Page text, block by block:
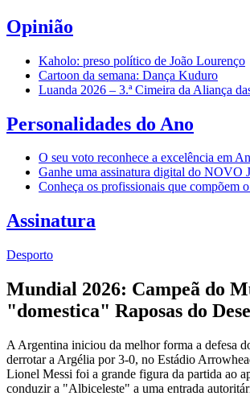
Opinião
Kaholo: preso político de João Lourenço
Cartoon da semana: Dança Kuduro
Luanda 2026 – 3.ª Cimeira da Aliança
Personalidades do Ano
O seu voto reconhece a excelência em
Ganhe uma assinatura digital do NOVO
Conheça os profissionais que compõem
Assinatura
Desporto
Mundial 2026: Campeã do
"domestica" Raposas do
A Argentina iniciou da melhor forma a defesa
derrotar a Argélia por 3-0, no Estádio
Lionel Messi foi a grande figura da partida ao
conduzir a "Albiceleste" a uma entrada